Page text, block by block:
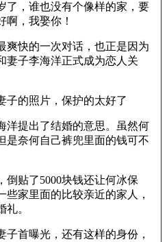
了，谁也没有个像样的家，要
啊，我娶你！
爽快的一次对话，也正是因为
妻子李海洋正式成为恋人关
子的照片，保护的太好了
洋提出了结婚的意思。虽然何
是奈何自己裤兜里面的钱可不
倒贴了5000块钱还让何冰保
些家里面的比较亲近的家人，
礼。
子首曝光，还有这样的身份，